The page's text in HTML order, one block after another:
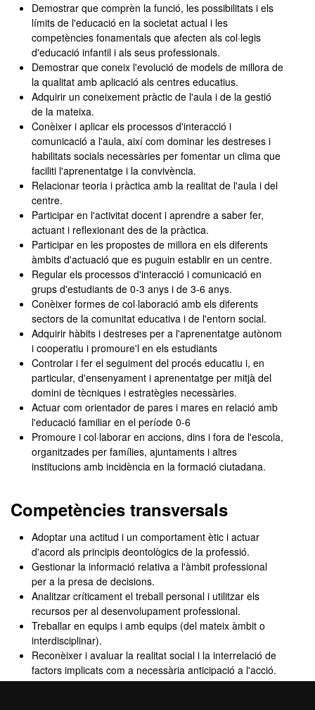
Demostrar que comprèn la funció, les possibilitats i els
límits de l'educació en la societat actual i les
competències fonamentals que afecten als col·legis
d'educació infantil i als seus professionals.
Demostrar que coneix l'evolució de models de millora de
la qualitat amb aplicació als centres educatius.
Adquirir un coneixement pràctic de l'aula i de la gestió
de la mateixa.
Conèixer i aplicar els processos d'interacció i
comunicació a l'aula, així com dominar les destreses i
habilitats socials necessàries per fomentar un clima que
faciliti l'aprenentatge i la convivència.
Relacionar teoria i pràctica amb la realitat de l'aula i del
centre.
Participar en l'activitat docent i aprendre a saber fer,
actuant i reflexionant des de la pràctica.
Participar en les propostes de millora en els diferents
àmbits d'actuació que es puguin establir en un centre.
Regular els processos d'interacció i comunicació en
grups d'estudiants de 0-3 anys i de 3-6 anys.
Conèixer formes de col·laboració amb els diferents
sectors de la comunitat educativa i de l'entorn social.
Adquirir hàbits i destreses per a l'aprenentatge autònom
i cooperatiu i promoure'l en els estudiants
Controlar i fer el seguiment del procés educatiu i, en
particular, d'ensenyament i aprenentatge per mitjà del
domini de tècniques i estratègies necessàries.
Actuar com orientador de pares i mares en relació amb
l'educació familiar en el període 0-6
Promoure i col·laborar en accions, dins i fora de l'escola,
organitzades per famílies, ajuntaments i altres
institucions amb incidència en la formació ciutadana.
Competències transversals
Adoptar una actitud i un comportament ètic i actuar
d'acord als principis deontològics de la professió.
Gestionar la informació relativa a l'àmbit professional
per a la presa de decisions.
Analitzar críticament el treball personal i utilitzar els
recursos per al desenvolupament professional.
Treballar en equips i amb equips (del mateix àmbit o
interdisciplinar).
Reconèixer i avaluar la realitat social i la interrelació de
factors implicats com a necessària anticipació a l'acció.
Participar i implicar-se en els actes, reunions i